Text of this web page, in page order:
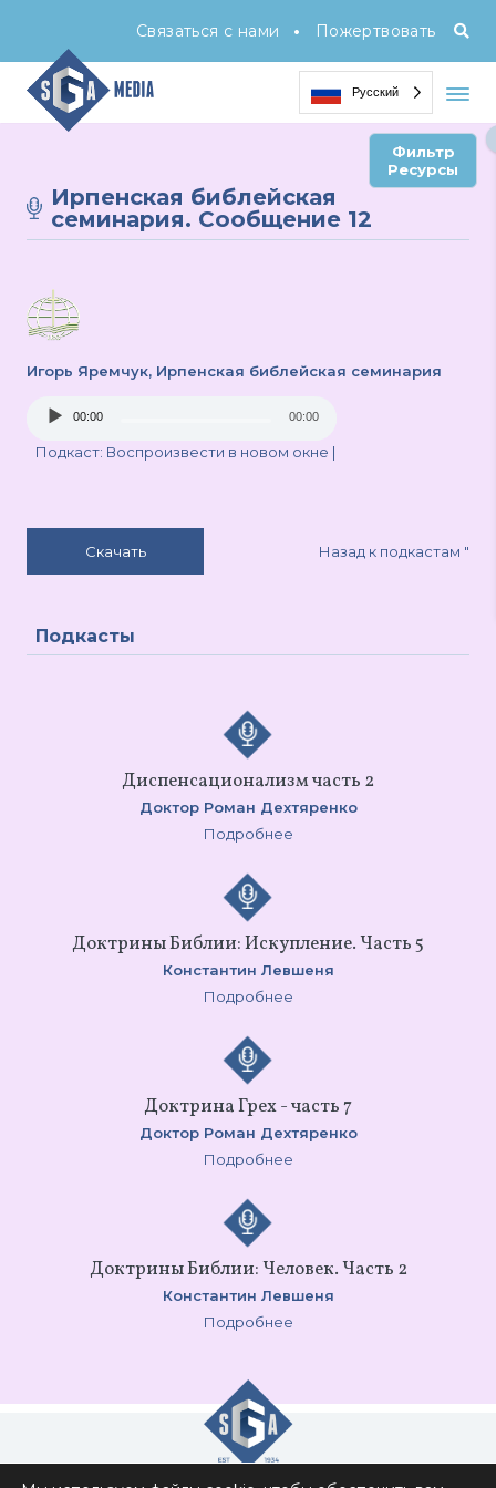
Связаться с нами • Пожертвовать
Русский
Фильтр
Ресурсы
Ирпенская библейская
семинария. Сообщение 12
Игорь Яремчук, Ирпенская библейская семинария
Audio
00:00 00:00
Подкаст: Воспроизвести в новом окне |
Скачать Назад к подкастам "
Подкасты
Диспенсационализм часть 2
Доктор Роман Дехтяренко
Подробнее
Доктрины Библии: Искупление. Часть 5
Константин Левшеня
Подробнее
Доктрина Грех - часть 7
Доктор Роман Дехтяренко
Подробнее
Доктрины Библии: Человек. Часть 2
Константин Левшеня
Подробнее